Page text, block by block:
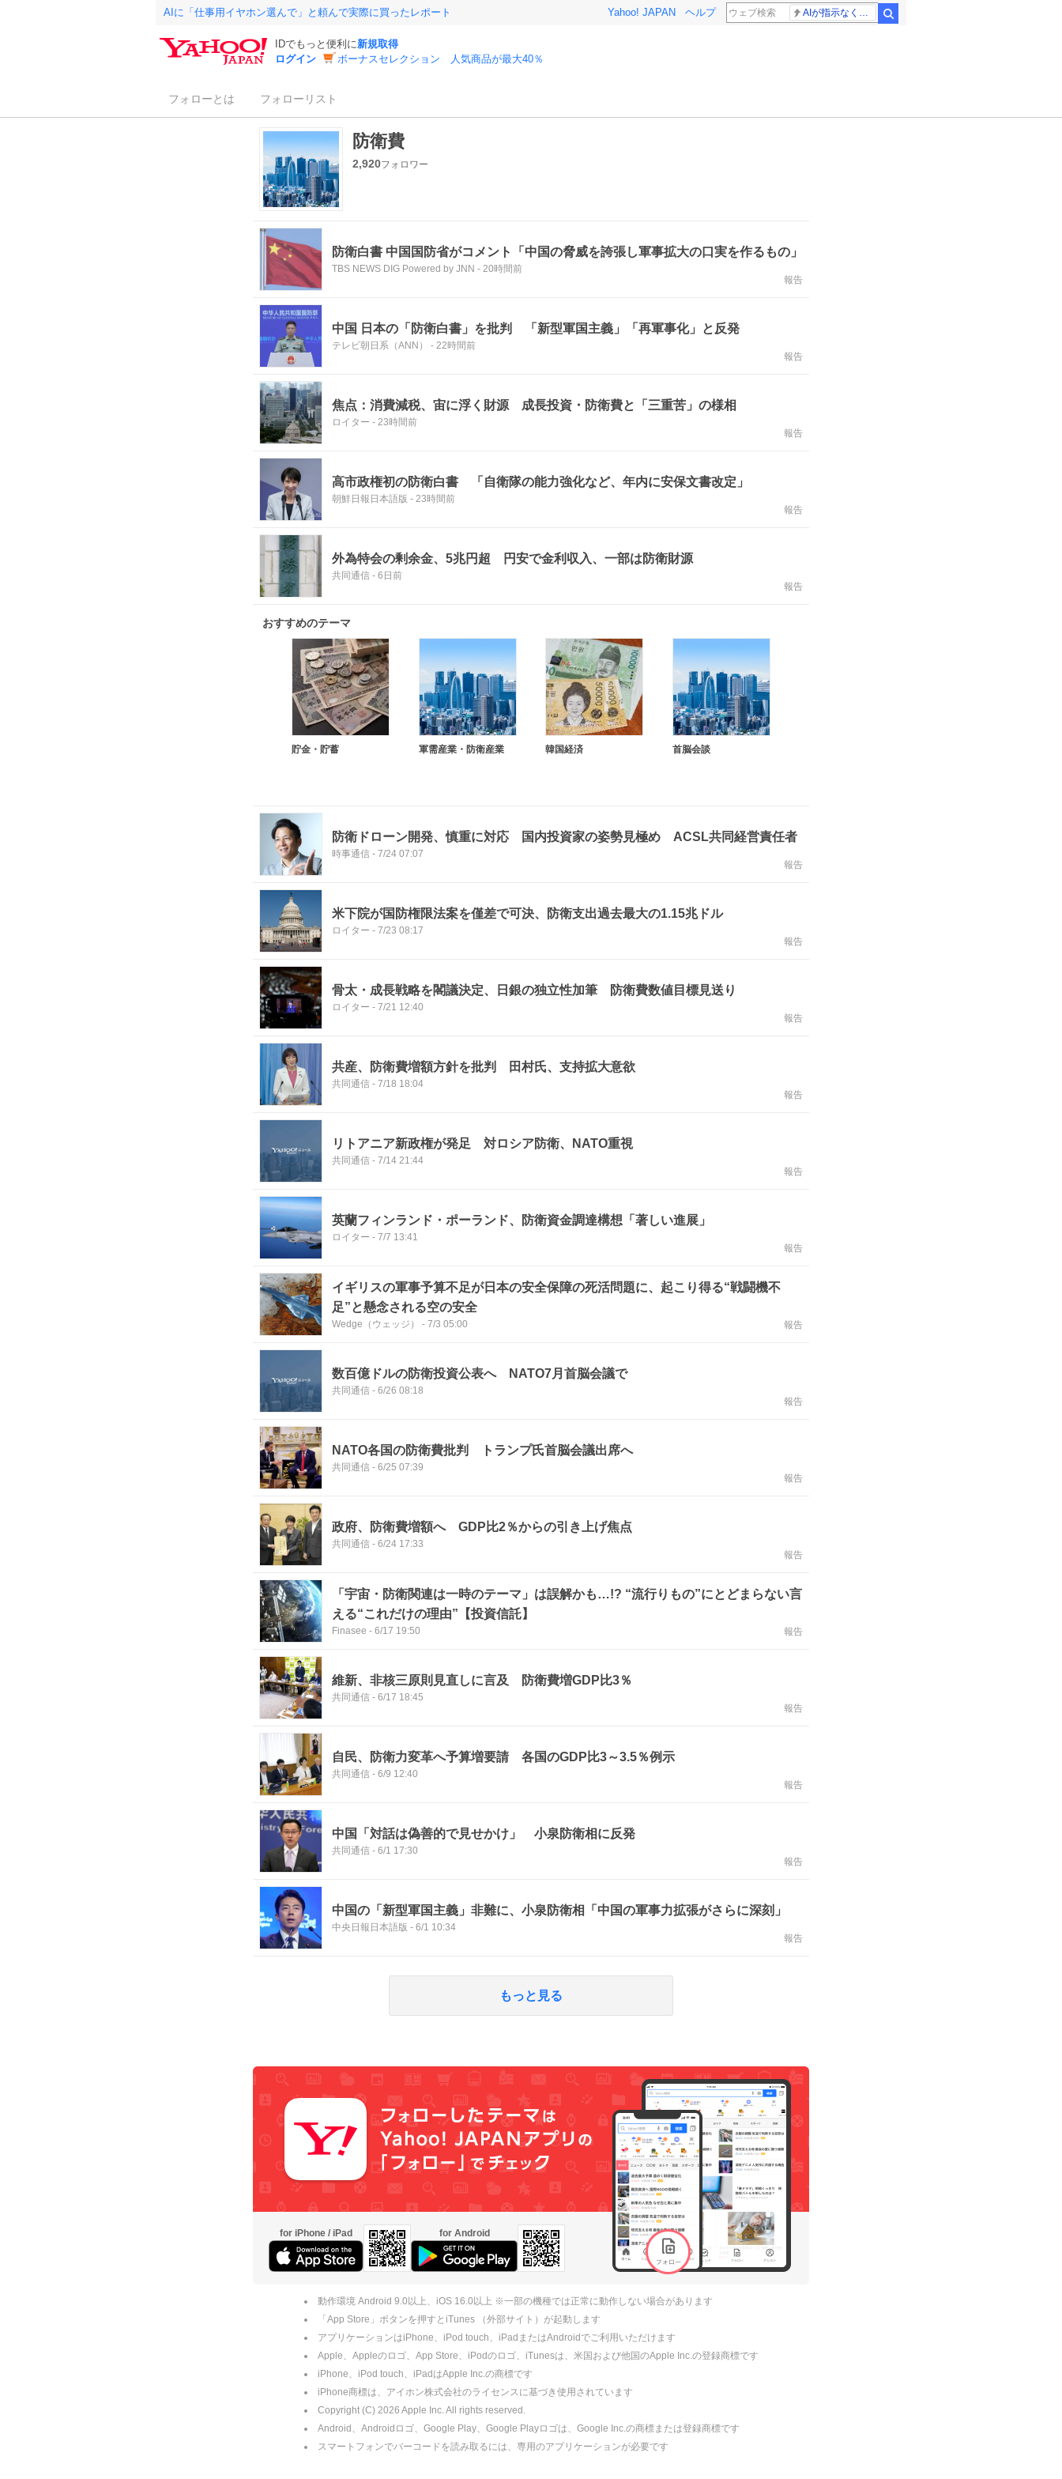
AIに「仕事用イヤホン選んで」と頼んで実際に買ったレポート Yahoo! JAPAN ヘルプ
IDでもっと便利に新規取得
ログイン
ボーナスセレクション 人気商品が最大40％
フォローとは フォローリスト
防衛費
2,920フォロワー
防衛白書 中国国防省がコメント「中国の脅威を誇張し軍事拡大の口実を作るもの」
TBS NEWS DIG Powered by JNN - 20時間前
報告
中国 日本の「防衛白書」を批判 「新型軍国主義」「再軍事化」と反発
テレビ朝日系（ANN） - 22時間前
報告
焦点：消費減税、宙に浮く財源 成長投資・防衛費と「三重苦」の様相
ロイター - 23時間前
報告
高市政権初の防衛白書 「自衛隊の能力強化など、年内に安保文書改定」
朝鮮日報日本語版 - 23時間前
報告
外為特会の剰余金、5兆円超 円安で金利収入、一部は防衛財源
共同通信 - 6日前
報告
おすすめのテーマ
貯金・貯蓄 軍需産業・防衛産業 韓国経済 首脳会談
防衛ドローン開発、慎重に対応 国内投資家の姿勢見極め ACSL共同経営責任者
時事通信 - 7/24 07:07
報告
米下院が国防権限法案を僅差で可決、防衛支出過去最大の1.15兆ドル
ロイター - 7/23 08:17
報告
骨太・成長戦略を閣議決定、日銀の独立性加筆 防衛費数値目標見送り
ロイター - 7/21 12:40
報告
共産、防衛費増額方針を批判 田村氏、支持拡大意欲
共同通信 - 7/18 18:04
報告
リトアニア新政権が発足 対ロシア防衛、NATO重視
共同通信 - 7/14 21:44
報告
英蘭フィンランド・ポーランド、防衛資金調達構想「著しい進展」
ロイター - 7/7 13:41
報告
イギリスの軍事予算不足が日本の安全保障の死活問題に、起こり得る“戦闘機不
足”と懸念される空の安全
Wedge（ウェッジ） - 7/3 05:00 報告
数百億ドルの防衛投資公表へ NATO7月首脳会議で
共同通信 - 6/26 08:18
報告
NATO各国の防衛費批判 トランプ氏首脳会議出席へ
共同通信 - 6/25 07:39
報告
政府、防衛費増額へ GDP比2％からの引き上げ焦点
共同通信 - 6/24 17:33
報告
「宇宙・防衛関連は一時のテーマ」は誤解かも…!? “流行りもの”にとどまらない言
える“これだけの理由”【投資信託】
Finasee - 6/17 19:50 報告
維新、非核三原則見直しに言及 防衛費増GDP比3％
共同通信 - 6/17 18:45
報告
自民、防衛力変革へ予算増要請 各国のGDP比3～3.5％例示
共同通信 - 6/9 12:40
報告
中国「対話は偽善的で見せかけ」 小泉防衛相に反発
共同通信 - 6/1 17:30
報告
中国の「新型軍国主義」非難に、小泉防衛相「中国の軍事力拡張がさらに深刻」
中央日報日本語版 - 6/1 10:34
報告
もっと見る
for iPhone / iPad for Android
動作環境 Android 9.0以上、iOS 16.0以上 ※一部の機種では正常に動作しない場合があります
「App Store」ボタンを押すとiTunes （外部サイト）が起動します
アプリケーションはiPhone、iPod touch、iPadまたはAndroidでご利用いただけます
Apple、Appleのロゴ、App Store、iPodのロゴ、iTunesは、米国および他国のApple Inc.の登録商標です
iPhone、iPod touch、iPadはApple Inc.の商標です
iPhone商標は、アイホン株式会社のライセンスに基づき使用されています
Copyright (C) 2026 Apple Inc. All rights reserved.
Android、Androidロゴ、Google Play、Google Playロゴは、Google Inc.の商標または登録商標です
スマートフォンでバーコードを読み取るには、専用のアプリケーションが必要です